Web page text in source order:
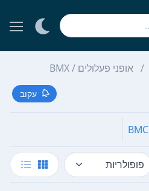
אופני פעלולים / BMX
עקוב
BMC